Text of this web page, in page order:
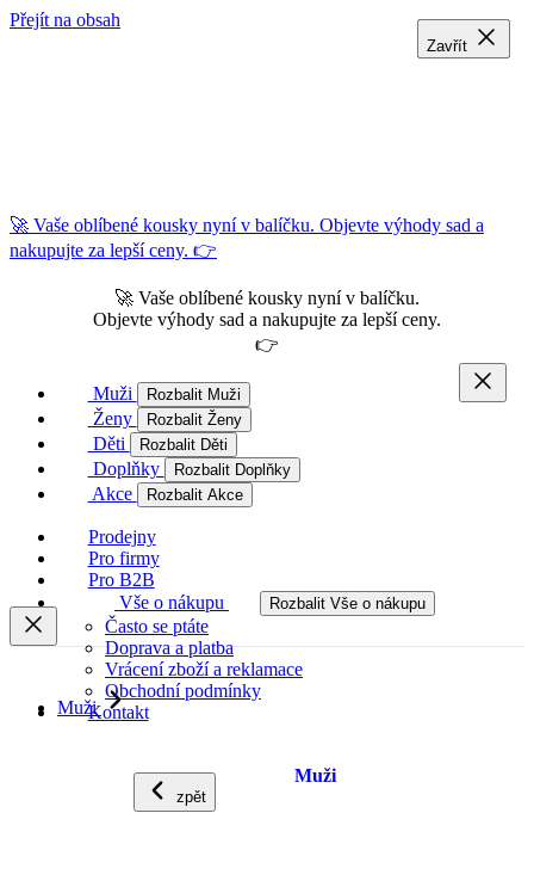
Přejít na obsah
🚀 Vaše oblíbené kousky nyní v balíčku. Objevte výhody sad a
nakupujte za lepší ceny. 👉
🚀 Vaše oblíbené kousky nyní v balíčku.
Objevte výhody sad a nakupujte za lepší ceny.
👉
Muži Rozbalit Muži
Ženy Rozbalit Ženy
Děti Rozbalit Děti
Doplňky Rozbalit Doplňky
Akce Rozbalit Akce
Prodejny
Pro firmy
Pro B2B
Vše o nákupu
Rozbalit Vše o nákupu
Často se ptáte
Doprava a platba
Vrácení zboží a reklamace
Obchodní podmínky
Kontakt
Muži
zpět
Muži
Zavřít
Zavřít
Zavřít